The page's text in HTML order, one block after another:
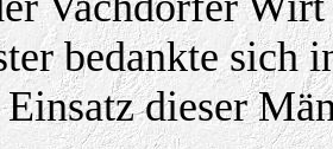
bedankte sich
dieser